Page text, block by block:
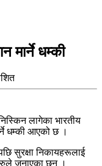
मार्ने धम्की
लागेका भारतीय
धम्की आएको छ ।
सुरक्षा निकायहरूलाई
जनाएका छन् ।